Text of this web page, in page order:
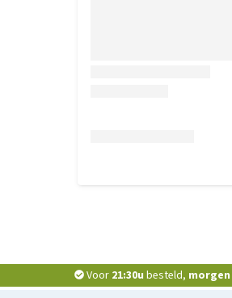
omega-6 1,4%, vocht 9%.
Voor 21:30u besteld, morgen